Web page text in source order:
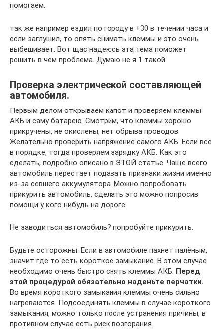
помогаем.
так же например ездил по городу в +30 в течении часа и
если заглушил, то опять снимать клеммы и это очень
выбешивает. Вот щас надеюсь эта тема поможет
решить в чём проблема. Думаю не я 1 такой.
Проверка электрической составляющей
автомобиля.
Первым делом открываем капот и проверяем клеммы
АКБ и саму батарею. Смотрим, что клеммы хорошо
прикручены, не окислены, нет обрыва проводов.
Желательно проверить напряжение самого АКБ. Если все
в порядке, тогда проверяем зарядку АКБ. Как это
сделать, подробно описано в ЭТОЙ статье. Чаще всего
автомобиль перестает подавать признаки жизни именно
из-за севшего аккумулятора. Можно попробовать
прикурить автомобиль, сделать это можно попросив
помощи у кого нибудь на дороге.
Не заводиться автомобиль? попробуйте прикурить.
Будьте осторожны. Если в автомобиле пахнет палёным,
значит где то есть короткое замыкание. В этом случае
необходимо очень быстро снять клеммы АКБ. Перед
этой процедурой обязательно наденьте перчатки.
Во время короткого замыкания клеммы очень сильно
нагреваются. Подсоединять клеммы в случае короткого
замыкания, можно только после устранения причины, в
противном случае есть риск возгорания.